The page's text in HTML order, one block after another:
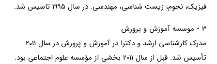
فیزیک، نجوم، زیست شناسی، مهندسی. در سال 1995 تاسیس شد.
3 - موسسه آموزش و پرورش
مدرک کارشناسی ارشد و دکترا در آموزش و پرورش در سال 2011
تأسیس شد. قبل از سال 2011 بخشی از مؤسسه علوم اجتماعی بود.